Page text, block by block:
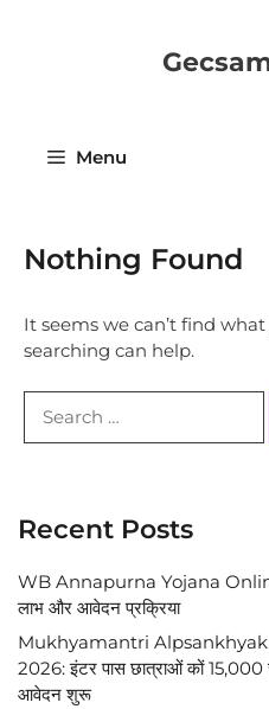
Menu
Nothing Found
It seems we can’t find
searching can help.
for:
Recent Posts
WB Annapurna Yojana
लाभ और आवेदन प्रक्रिया
Mukhyamantri
2026: इंटर पास छात्राओं कों 15,000
आवेदन शुरू